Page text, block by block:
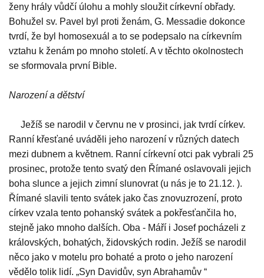
ženy hrály vůdčí úlohu a mohly sloužit církevní obřady.
Bohužel sv. Pavel byl proti ženám, G. Messadie dokonce
tvrdí, že byl homosexuál a to se podepsalo na církevním
vztahu k ženám po mnoho století. A v těchto okolnostech
se sformovala první Bible.
Narození a dětství
Ježíš se narodil v červnu ne v prosinci, jak tvrdí církev.
Ranní křesťané uváděli jeho narození v různých datech
mezi dubnem a květnem. Ranní církevní otci pak vybrali 25
prosinec, protože tento svatý den Římané oslavovali jejich
boha slunce a jejich zimní slunovrat (u nás je to 21.12. ).
Římané slavili tento svátek jako čas znovuzrození, proto
církev vzala tento pohanský svátek a pokřesťančila ho,
stejně jako mnoho dalších. Oba - Máří i Josef pocházeli z
královských, bohatých, židovských rodin. Ježíš se narodil
něco jako v motelu pro bohaté a proto o jeho narození
vědělo tolik lidí. „Syn Davidův, syn Abrahamův “